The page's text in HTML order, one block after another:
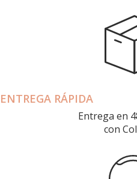
ENTREGA RÁPIDA
Entrega en
con